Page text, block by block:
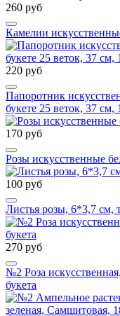
260 руб
Камелии
220 руб
Папоротник
букете 25 веток, 37 см,
170 руб
Розы искусственные
100 руб
Листья розы, 6*3,7 см,
270 руб
№2 Роза
букета